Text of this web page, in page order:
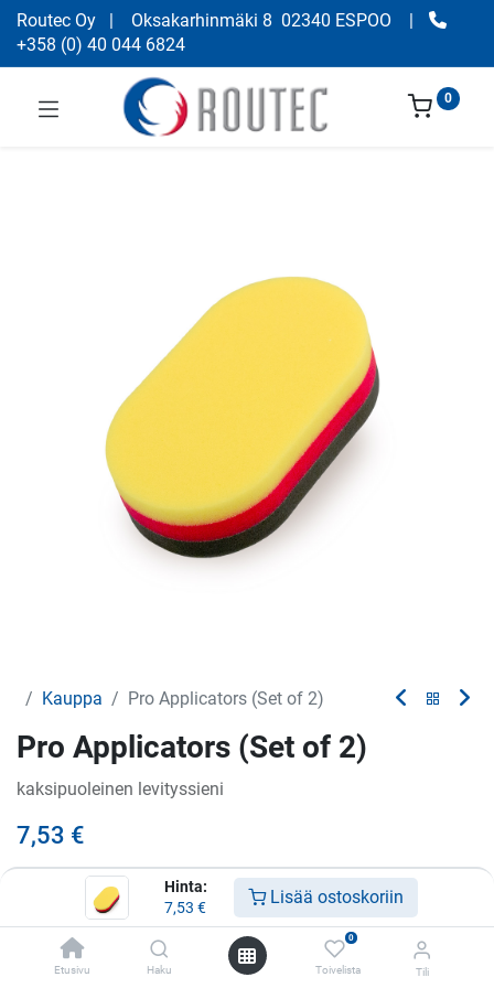
Hinta:
7,53 € Lisää ostoskoriin
Etusivu Haku
0
Toivelista Tili
Routec Oy | Oksakarhinmäki 8 02340 ESPOO
|
+358 (0) 40 044 6824
0
Kauppa Pro Applicators (Set of 2)
Pro Applicators (Set of 2)
kaksipuoleinen levityssieni
7,53 €
Lisää ostoskoriin
Lisää toivelistalle